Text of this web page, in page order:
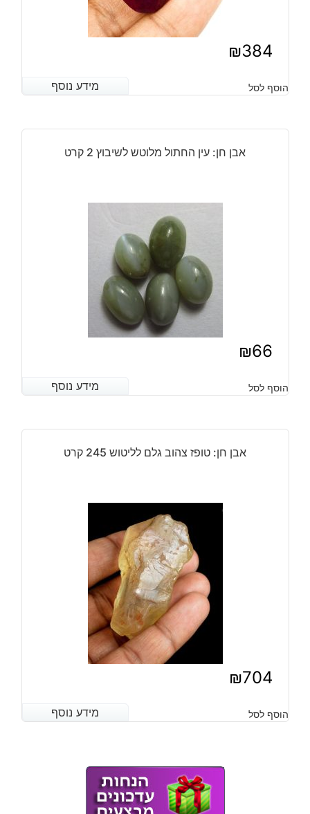
₪384
מידע נוסף הוסף לסל מידע נוסף
אבן חן: עין החתול מלוטש לשיבוץ 2 קרט
₪66
מידע נוסף הוסף לסל מידע נוסף
אבן חן: טופז צהוב גלם לליטוש 245 קרט
₪704
מידע נוסף הוסף לסל מידע נוסף